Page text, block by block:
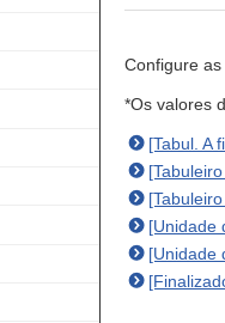
Configure
*Os valores
[Tabul. A
[Unidade
[Unidade